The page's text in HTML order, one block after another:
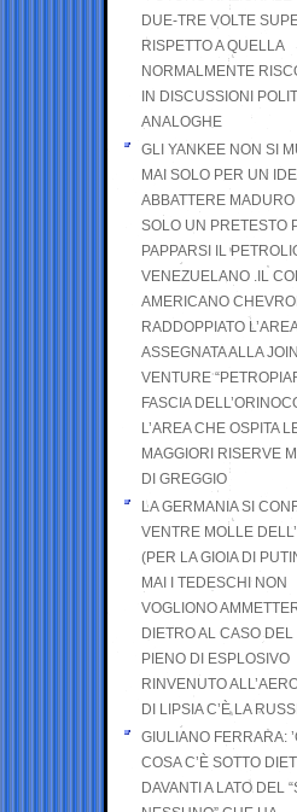
DUE-TRE VOLTE
RISPETTO A QUELLA
NORMALMENTE
IN DISCUSSIONI
ANALOGHE
GLI YANKEE NON SI
MAI SOLO PER UN
ABBATTERE MADURO
SOLO UN PRETESTO
PAPPARSI IL
VENEZUELANO .IL
AMERICANO
RADDOPPIATO L’AREA
ASSEGNATA ALLA
VENTURE
FASCIA
L’AREA CHE OSPITA
MAGGIORI RISERVE
DI GREGGIO
LA GERMANIA SI
VENTRE MOLLE
(PER LA GIOIA DI
MAI I TEDESCHI NON
VOGLIONO
DIETRO AL CASO
PIENO DI ESPLOSIVO
RINVENUTO
DI LIPSIA C’È LA
GIULIANO FERRARA:
COSA C’È SOTTO
DAVANTI A LATO DEL